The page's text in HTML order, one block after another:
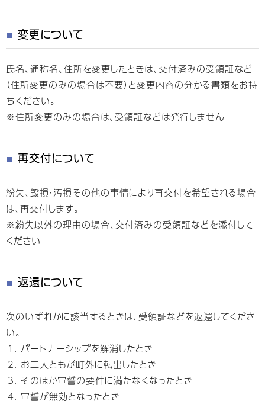
変更について
氏名、通称名、住所を変更したときは、交付済みの受領証など
（住所変更のみの場合は不要）と変更内容の分かる書類をお持
ちください。
※住所変更のみの場合は、受領証などは発行しません
再交付について
紛失、毀損・汚損その他の事情により再交付を希望される場合
は、再交付します。
※紛失以外の理由の場合、交付済みの受領証などを添付して
ください
返還について
次のいずれかに該当するときは、受領証などを返還してくださ
い。
パートナーシップを解消したとき
お二人ともが町外に転出したとき
そのほか宣誓の要件に満たなくなったとき
宣誓が無効となったとき